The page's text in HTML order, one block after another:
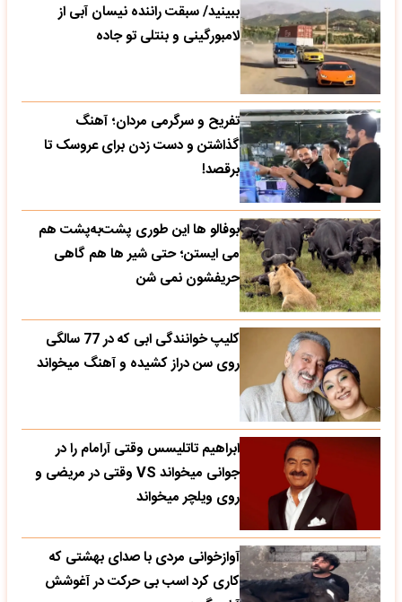
ببینید/ سبقت راننده نیسان آبی از
لامبورگینی و بنتلی تو جاده
تفریح و سرگرمی مردان؛ آهنگ
گذاشتن و دست زدن برای عروسک تا
برقصد!
بوفالو ها این‌ طوری پشت‌به‌پشت هم
می‌ ایستن؛ حتی شیر ها هم گاهی
حریفشون نمی‌ شن
کلیپ خوانندگی ابی که در 77 سالگی
روی سن دراز کشیده و آهنگ میخواند
ابراهیم تاتلیسس وقتی آرامام را در
جوانی میخواند VS وقتی در مریضی و
روی ویلچر میخواند
آوازخوانی مردی با صدای بهشتی که
کاری کرد اسب بی حرکت در آغوشش